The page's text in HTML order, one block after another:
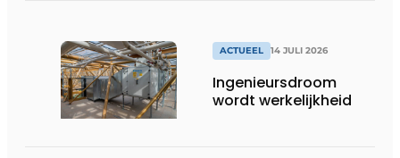
ACTUEEL 14 JULI 2026
Ingenieursdroom
wordt werkelijkheid